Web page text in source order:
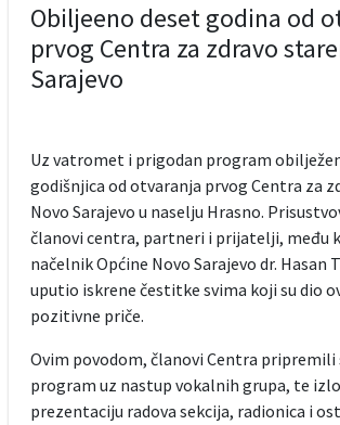
Obiljeeno deset godina od
prvog Centra za zdravo
Sarajevo
Uz vatromet i prigodan program
godišnjica od otvaranja prvog Centra za
Novo Sarajevo u naselju Hrasno.
članovi centra, partneri i prijatelji, među
načelnik Općine Novo Sarajevo dr. Hasan
uputio iskrene čestitke svima koji su dio
pozitivne priče.
Ovim povodom, članovi Centra pripremili
program uz nastup vokalnih grupa, te
prezentaciju radova sekcija, radionica i